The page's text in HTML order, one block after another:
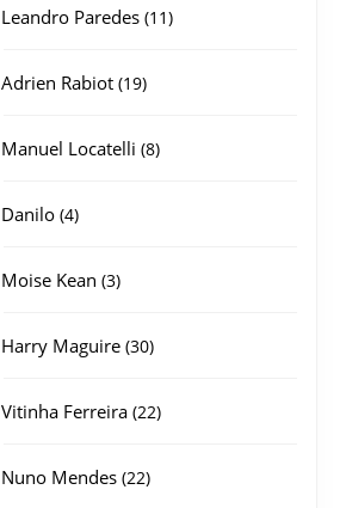
Leandro Paredes 1111
Adrien Rabiot 1919
Manuel Locatelli 88
Danilo 44
Moise Kean 33
Harry Maguire 3030
Vitinha Ferreira 2222
Nuno Mendes 2222